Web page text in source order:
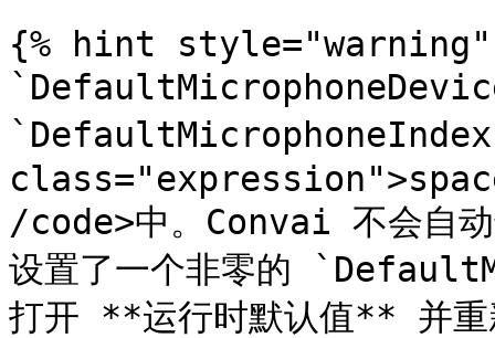
{% hint style="warning"
/code>中。Convai 不会自动
设置了一个非零的
打开 **运行时默认值** 并重